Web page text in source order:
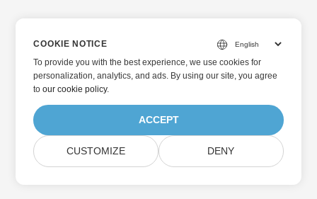
COOKIE NOTICE
To provide you with the best experience, we use cookies for
personalization, analytics, and ads. By using our site, you agree
toour cookie policy.
ACCEPT
CUSTOMIZE DENY